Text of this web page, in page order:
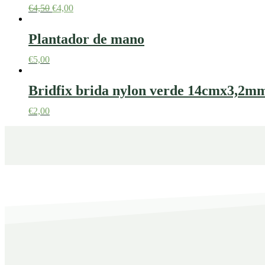
€4,50 €4,00
Plantador de mano
€5,00
Bridfix brida nylon verde
€2,00